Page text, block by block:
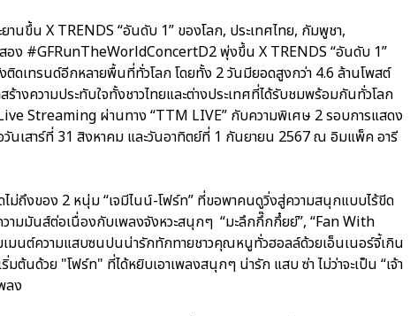
นขึ้น X TRENDS “อันดับ 1” ของโลก, ประเทศไทย, กัมพูชา,
สอง #GFRunTheWorldConcertD2 พุ่งขึ้น X TRENDS “อันดับ 1”
ติดเทรนด์อีกหลายพื้นที่ทั่วโลก โดยทั้ง 2 วันมียอดสูงกว่า 4.6 ล้านโพสต์
งความประทับใจทั้งชาวไทยและต่างประเทศที่ได้รับชมพร้อมกันทั่วโลก
Streaming ผ่านทาง “TTM LIVE” กับความพิเศษ 2 รอบการแสดง
นเสาร์ที่ 31 สิงหาคม และวันอาทิตย์ที่ 1 กันยายน 2567 ณ อิมแพ็ค อารี
ม่ถึงของ 2 หนุ่ม “เจมีไนน์-โฟร์ท” ที่ขอพาคนดูวิ่งสู่ความสนุกแบบไร้ขีด
ความมันส์ต่อเนื่องกับเพลงจังหวะสนุกๆ “มะลึกกึ๊กกึ๋ยย์”, “Fan With
เมนต์ความแสบซนปนน่ารักทักทายชาวคุณหนูทั่วฮอลล์ด้วยเอ็นเนอร์จี้เกิน
มต้นด้วย "โฟร์ท" ที่ได้หยิบเอาเพลงสนุกๆ น่ารัก แสบ ซ่า ไม่ว่าจะเป็น “เจ้า
ลง